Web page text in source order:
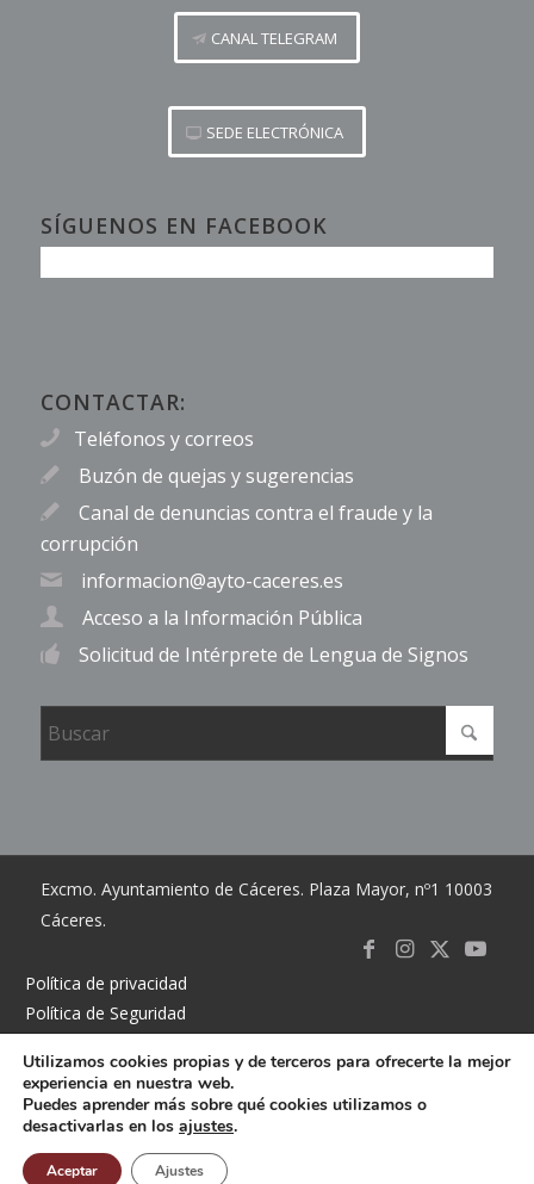
CANAL TELEGRAM
SEDE ELECTRÓNICA
SÍGUENOS EN FACEBOOK
CONTACTAR:
Teléfonos y correos
Buzón de quejas y sugerencias
Canal de denuncias contra el fraude y la
corrupción
informacion@ayto-caceres.es
Acceso a la Información Pública
Solicitud de Intérprete de Lengua de Signos
Excmo. Ayuntamiento de Cáceres. Plaza Mayor, nº1 10003
Cáceres.
Política de privacidad
Política de Seguridad
Accesibilidad
Mapa del sitio
Contacto
Buzón
Utilizamos cookies propias y de terceros para ofrecerte la mejor
experiencia en nuestra web.
Puedes aprender más sobre qué cookies utilizamos o
desactivarlas en los ajustes.
Aceptar Ajustes